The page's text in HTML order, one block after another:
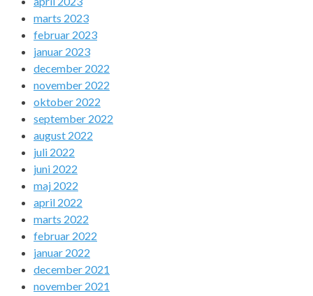
marts 2023
februar 2023
januar 2023
december 2022
november 2022
oktober 2022
september 2022
august 2022
juli 2022
juni 2022
maj 2022
april 2022
marts 2022
februar 2022
januar 2022
december 2021
november 2021